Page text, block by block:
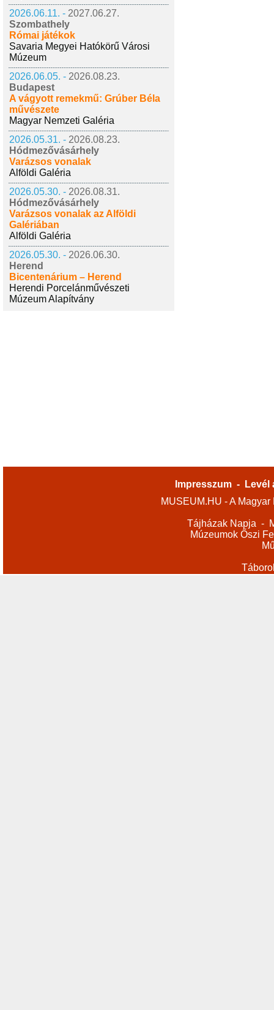
2026.06.11. - 2027.06.27.
Szombathely
Római játékok
Savaria Megyei Hatókörű Városi
Múzeum
2026.06.05. - 2026.08.23.
Budapest
A vágyott remekmű: Grúber Béla
művészete
Magyar Nemzeti Galéria
2026.05.31. - 2026.08.23.
Hódmezővásárhely
Varázsos vonalak
Alföldi Galéria
2026.05.30. - 2026.08.31.
Hódmezővásárhely
Varázsos vonalak az Alföldi
Galériában
Alföldi Galéria
2026.05.30. - 2026.06.30.
Herend
Bicentenárium – Herend
Herendi Porcelánművészeti
Múzeum Alapítvány
Impresszum -
Levél
MUSEUM.HU - A
Tájházak Napja -
Múzeumok Őszi